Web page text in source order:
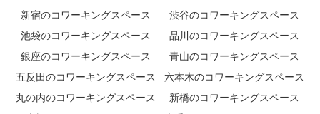
新宿のコワーキングスペース
渋谷のコワーキングスペース
池袋のコワーキングスペース
品川のコワーキングスペース
銀座のコワーキングスペース
青山のコワーキングスペース
五反田のコワーキングスペース
六本木のコワーキングスペース
丸の内のコワーキングスペース
新橋のコワーキングスペース